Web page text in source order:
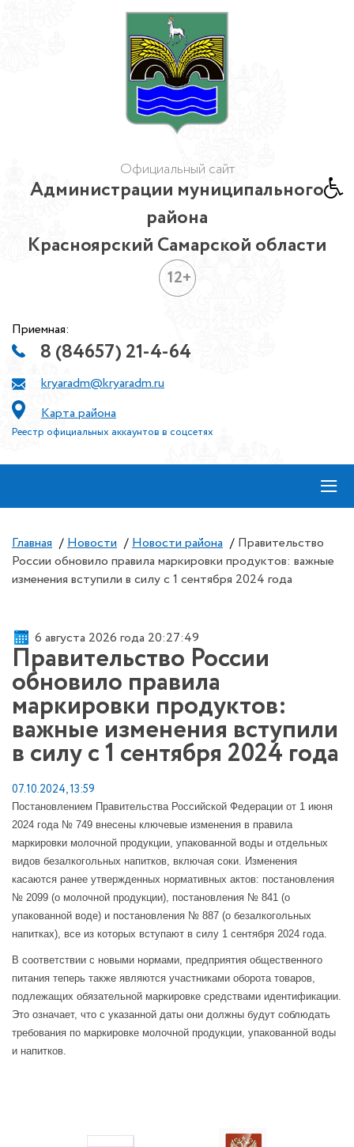
Официальный сайт
Администрации муниципального
района
Красноярский Самарской области
12+
Приемная:
8 (84657) 21-4-64
kryaradm@kryaradm.ru
Карта района
Реестр официальных аккаунтов в соцсетях
≡
Главная / Новости / Новости района / Правительство
России обновило правила маркировки продуктов: важные
изменения вступили в силу с 1 сентября 2024 года
6 августа 2026 года 20:27:49
Правительство России
обновило правила
маркировки продуктов:
важные изменения вступили
в силу с 1 сентября 2024 года
07.10.2024, 13:59
Постановлением Правительства Российской Федерации от 1 июня
2024 года № 749 внесены ключевые изменения в правила
маркировки молочной продукции, упакованной воды и отдельных
видов безалкогольных напитков, включая соки. Изменения
касаются ранее утвержденных нормативных актов: постановления
№ 2099 (о молочной продукции), постановления № 841 (о
упакованной воде) и постановления № 887 (о безалкогольных
напитках), все из которых вступают в силу 1 сентября 2024 года.
В соответствии с новыми нормами, предприятия общественного
питания теперь также являются участниками оборота товаров,
подлежащих обязательной маркировке средствами идентификации.
Это означает, что с указанной даты они должны будут соблюдать
требования по маркировке молочной продукции, упакованной воды
и напитков.